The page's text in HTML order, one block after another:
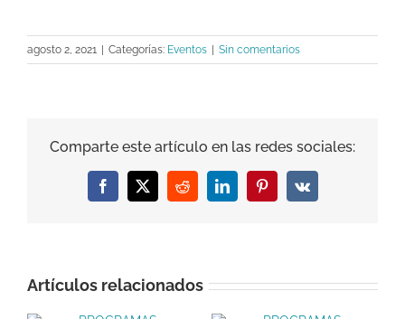
agosto 2, 2021 | Categorías: Eventos | Sin comentarios
Comparte este artículo en las redes sociales:
Facebook
X RedditLinkedInPinterest
Vk
Artículos relacionados